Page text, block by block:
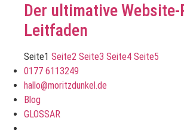
Der ultimative Website-
Leitfaden
Seite1 Seite2 Seite3 Seite4 Seite5
0177 6113249
hallo@moritzdunkel.de
Blog
GLOSSAR